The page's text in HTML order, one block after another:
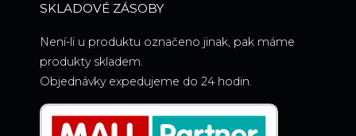
SKLADOVÉ ZÁSOBY
Není-li u produktu označeno jinak, pak máme
produkty skladem.
Objednávky expedujeme do 24 hodin.